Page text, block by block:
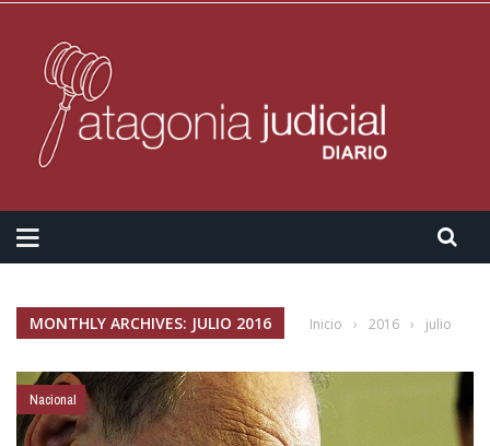
MONTHLY ARCHIVES: JULIO 2016 Inicio › 2016 › julio
Nacional